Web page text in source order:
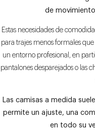
de
Estas necesidades de
para trajes menos formales
un entorno profesional, en
pantalones desparejados o las
Las camisas a medida
permite un ajuste, una
en todo su